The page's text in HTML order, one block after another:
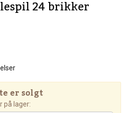
24 brikker
er solgt
på lager: